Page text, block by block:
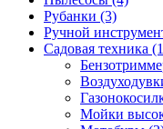
Рубанки (3)
Ручной
Садовая техника
Мойки